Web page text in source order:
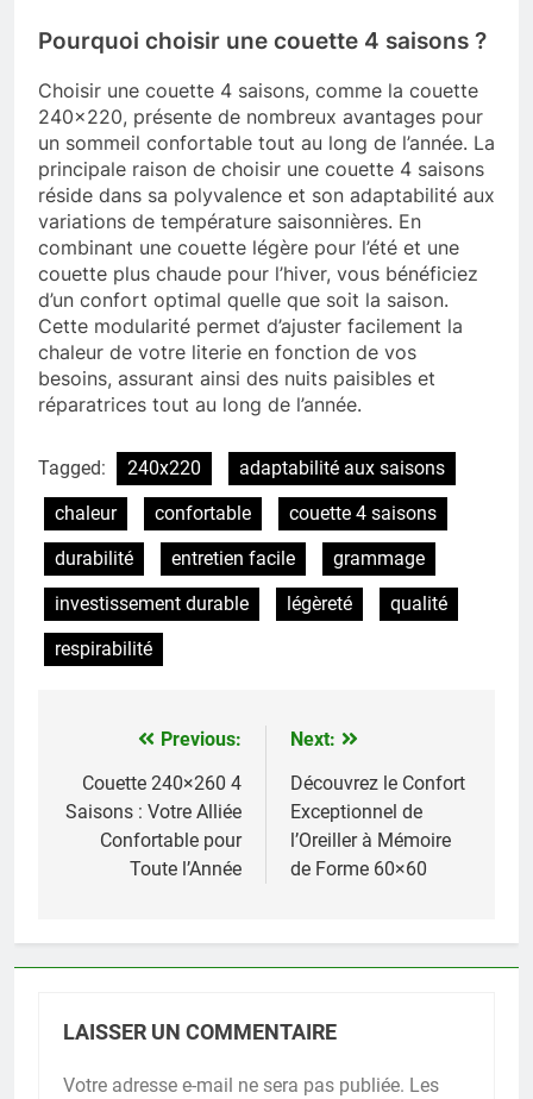
Pourquoi choisir une couette 4 saisons ?
Choisir une couette 4 saisons, comme la couette
240×220, présente de nombreux avantages pour
un sommeil confortable tout au long de l’année. La
principale raison de choisir une couette 4 saisons
réside dans sa polyvalence et son adaptabilité aux
variations de température saisonnières. En
combinant une couette légère pour l’été et une
couette plus chaude pour l’hiver, vous bénéficiez
d’un confort optimal quelle que soit la saison.
Cette modularité permet d’ajuster facilement la
chaleur de votre literie en fonction de vos
besoins, assurant ainsi des nuits paisibles et
réparatrices tout au long de l’année.
Tagged: 240x220
adaptabilité aux saisons
chaleur
confortable
couette 4 saisons
durabilité
entretien facile
grammage
investissement durable
légèreté
qualité
respirabilité
Navigation
de
l’article
Previous:
Couette 240×260 4
Saisons : Votre Alliée
Confortable pour
Toute l’Année
Next:
Découvrez le Confort
Exceptionnel de
l’Oreiller à Mémoire
de Forme 60×60
LAISSER UN COMMENTAIRE
Votre adresse e-mail ne sera pas publiée. Les